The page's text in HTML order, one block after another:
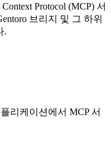
Protocol (MCP) 서
브리지 및 그 하위
.
리케이션에서 MCP 서